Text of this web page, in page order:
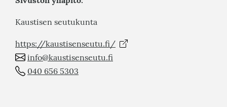
Kaustisen seutukunta
https://kaustisenseutu.fi/
info@kaustisenseutu.fi
040 656 5303